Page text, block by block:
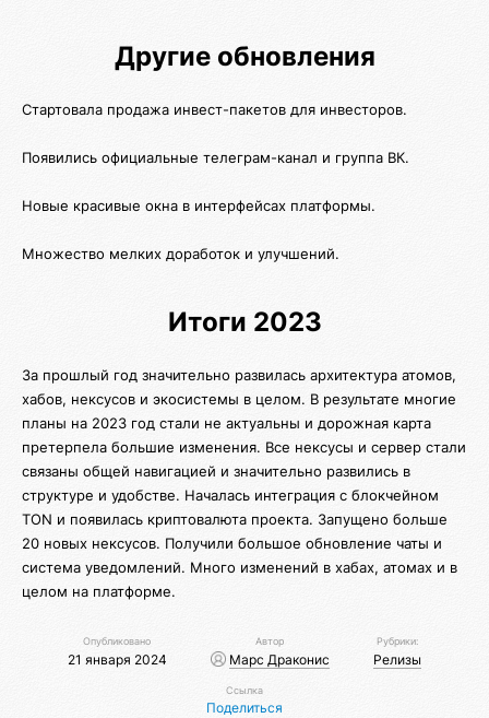
Другие обновления
Стартовала продажа инвест-пакетов для инвесторов.
Появились официальные телеграм-канал и группа ВК.
Новые красивые окна в интерфейсах платформы.
Множество мелких доработок и улучшений.
Итоги 2023
За прошлый год значительно развилась архитектура атомов,
хабов, нексусов и экосистемы в целом. В результате многие
планы на 2023 год стали не актуальны и дорожная карта
претерпела большие изменения. Все нексусы и сервер стали
связаны общей навигацией и значительно развились в
структуре и удобстве. Началась интеграция с блокчейном
TON и появилась криптовалюта проекта. Запущено больше
20 новых нексусов. Получили большое обновление чаты и
система уведомлений. Много изменений в хабах, атомах и в
целом на платформе.
Опубликовано
21 января 2024
Автор
Марс Драконис
Рубрики:
Релизы
Ссылка
Поделиться